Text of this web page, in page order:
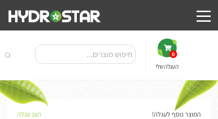
0
העגלה שלי
המוצר נוסף לעגלה! הצג עגלה